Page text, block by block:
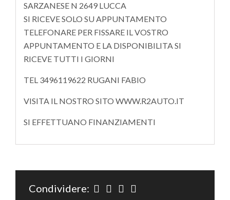
SARZANESE N 2649 LUCCA
SI RICEVE SOLO SU APPUNTAMENTO
TELEFONARE PER FISSARE IL VOSTRO
APPUNTAMENTO E LA DISPONIBILITA SI
RICEVE TUTTI I GIORNI
TEL 3496119622 RUGANI FABIO
VISITA IL NOSTRO SITO WWW.R2AUTO.IT
SI EFFETTUANO FINANZIAMENTI
Condividere: